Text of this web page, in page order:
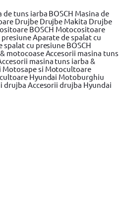
de tuns iarba BOSCH Masina de
Drujbe Drujbe Makita Drujbe
BOSCH Motocositoare
presiuneAparate de spalat cu
spalat cu presiune BOSCH
motocoaseAccesorii masina tuns
masina tuns iarba &
Motosape si Motocultoare
Hyundai Motoburghiu
drujba Accesorii drujba Hyundai